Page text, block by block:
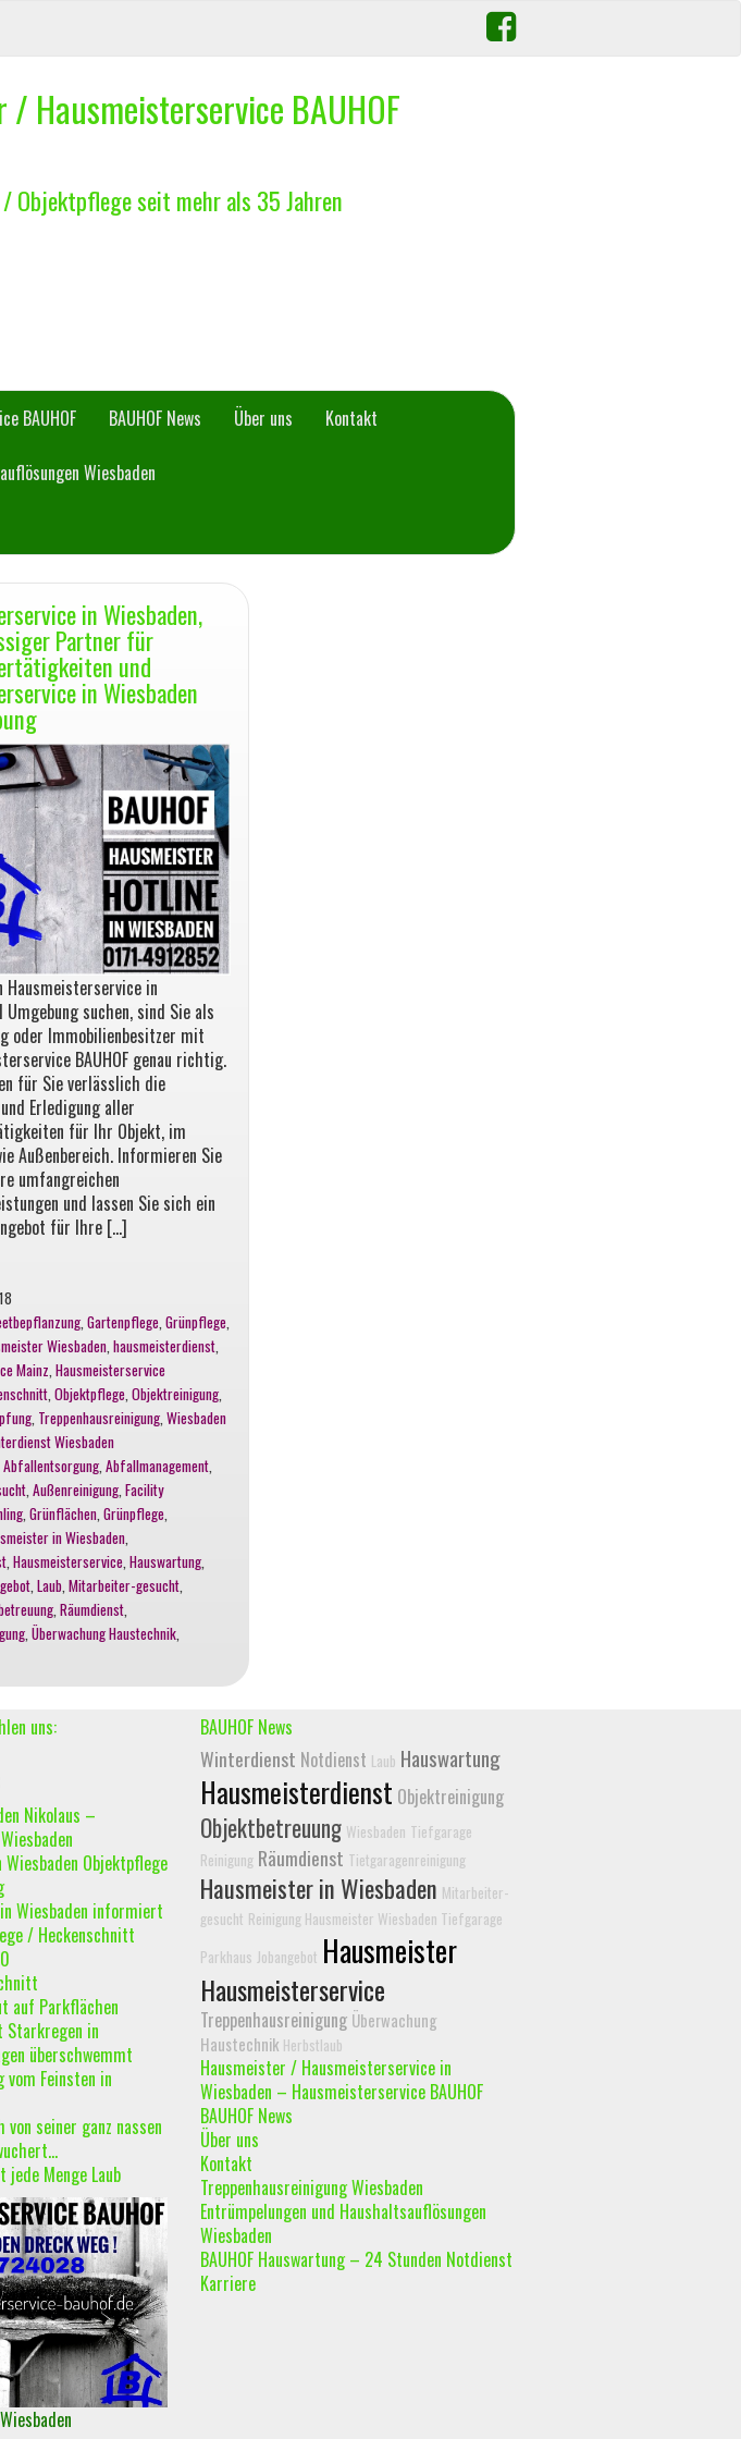
/ Hausmeisterservice BAUHOF
Objektpflege seit mehr als 35 Jahren
BAUHOF BAUHOF News Über uns Kontakt
Wiesbaden
in Wiesbaden,
Partner für
und
in Wiesbaden
Hausmeisterservice in
Umgebung suchen, sind Sie als
oder Immobilienbesitzer mit
BAUHOF genau richtig.
für Sie verlässlich die
Erledigung aller
für Ihr Objekt, im
Außenbereich. Informieren Sie
umfangreichen
und lassen Sie sich ein
für Ihre […]
Gartenpflege Grünpflege
Wiesbaden hausmeisterdienst
Mainz Hausmeisterservice
Objektpflege Objektreinigung
Treppenhausreinigung Wiesbaden
Wiesbaden
Abfallentsorgung Abfallmanagement
Außenreinigung Facility
Grünflächen Grünpflege
in Wiesbaden
Hausmeisterservice Hauswartung
Laub Mitarbeiter-gesucht
Räumdienst
Überwachung Haustechnik
uns:
Nikolaus –
Objektpflege
Wiesbaden informiert
/ Heckenschnitt
auf Parkflächen
Starkregen in
überschwemmt
Feinsten in
seiner ganz nassen
Menge Laub
BAUHOF News
Winterdienst Notdienst Laub Hauswartung
Hausmeisterdienst Objektreinigung
Objektbetreuung Wiesbaden Tiefgarage
Reinigung Räumdienst Tietgaragenreinigung
Hausmeister in Wiesbaden Mitarbeiter-
gesucht Reinigung Hausmeister Wiesbaden Tiefgarage
Parkhaus Jobangebot Hausmeister
Hausmeisterservice
Treppenhausreinigung Überwachung
Haustechnik Herbstlaub
Hausmeister / Hausmeisterservice in
Wiesbaden – Hausmeisterservice BAUHOF
BAUHOF News
Über uns
Kontakt
Treppenhausreinigung Wiesbaden
Entrümpelungen und Haushaltsauflösungen
Wiesbaden
BAUHOF Hauswartung – 24 Stunden Notdienst
Karriere